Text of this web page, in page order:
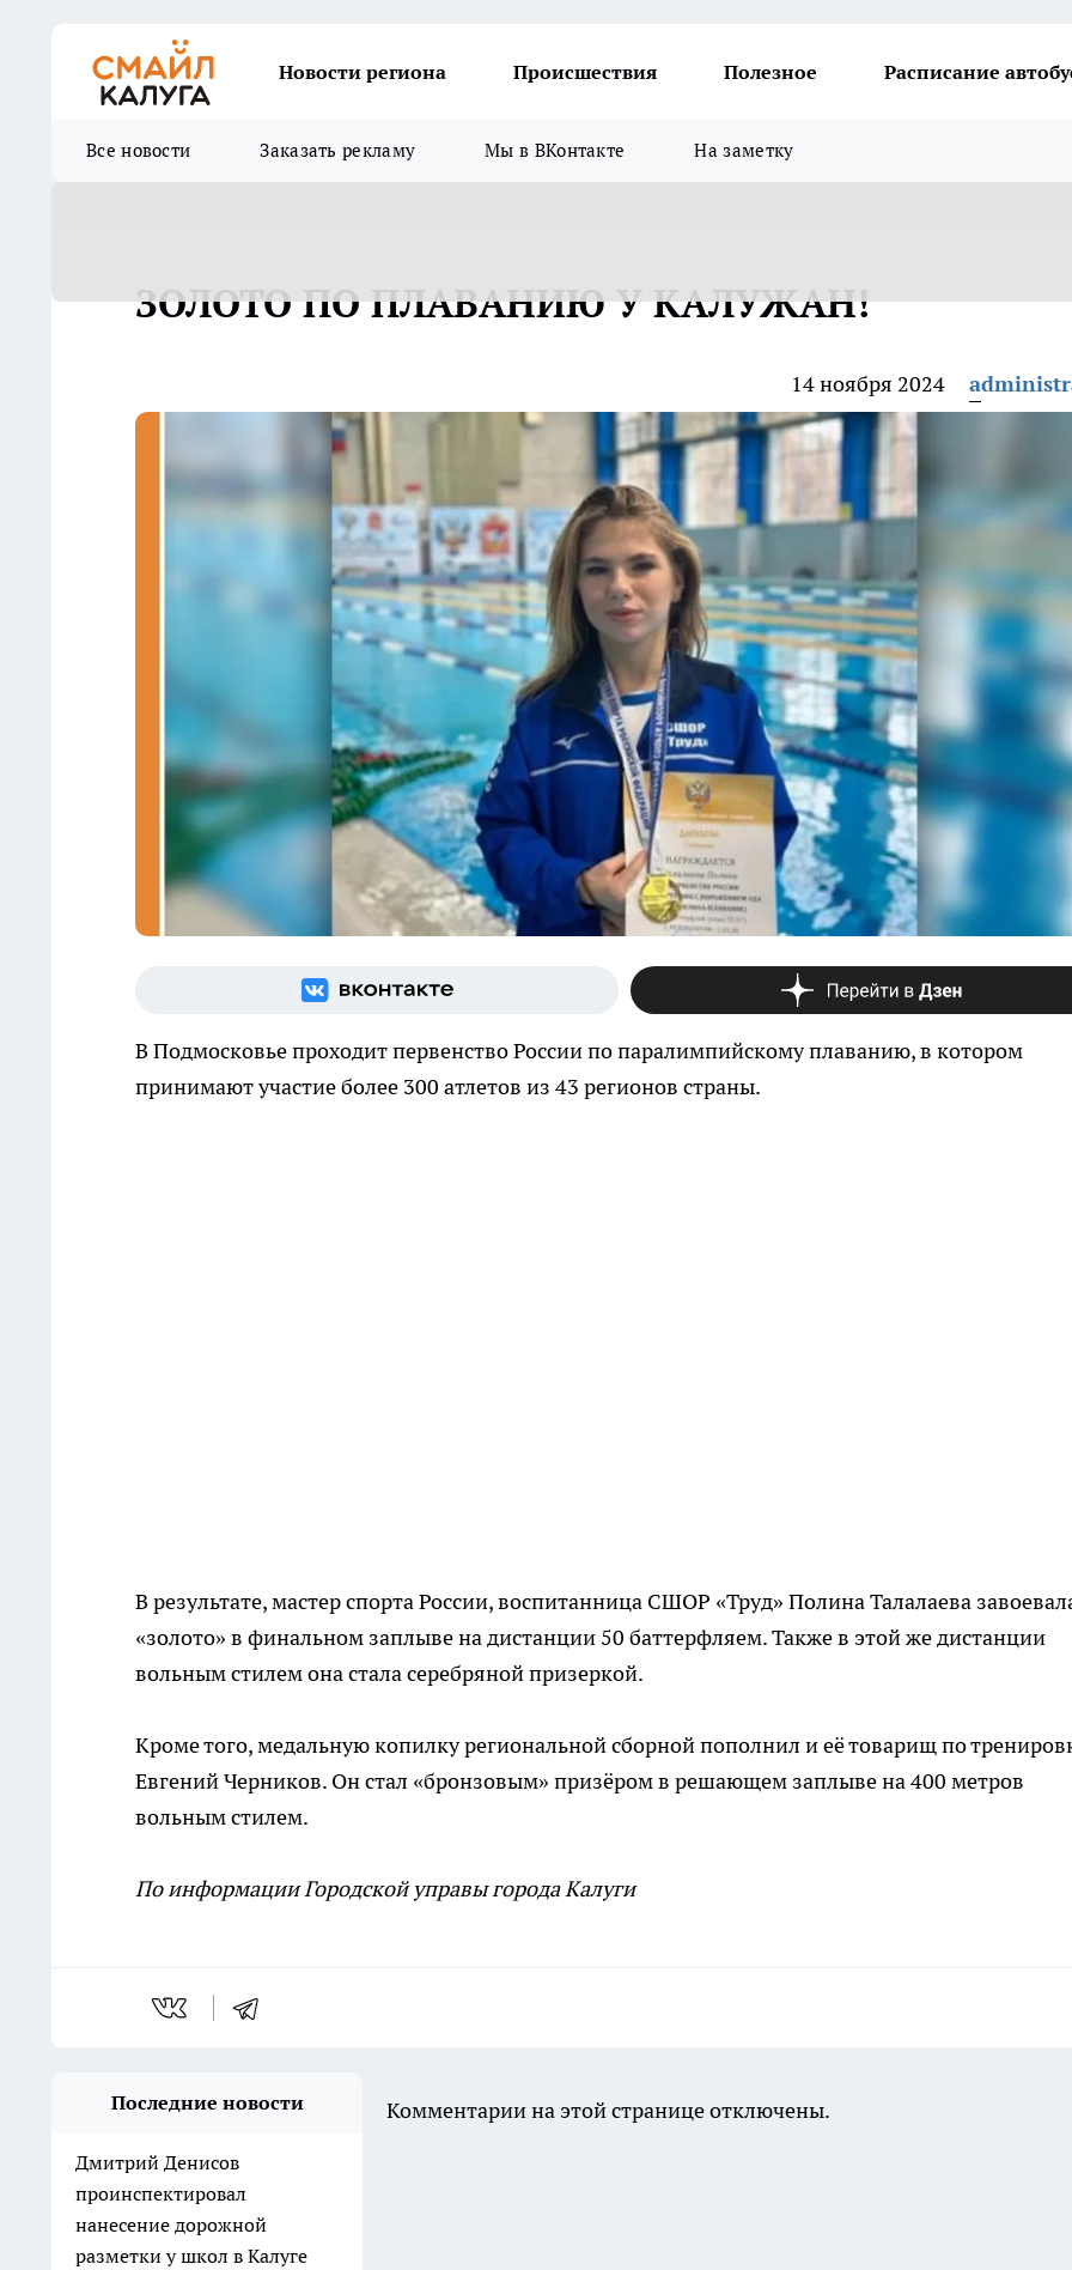
Новости региона Происшествия Полезное Расписание
Все новости Заказать рекламу Мы в ВКонтакте На заметку
ЗОЛОТО ПО ПЛАВАНИЮ У КАЛУЖАН!
14 ноября 2024
В Подмосковье проходит первенство России по паралимпийскому плаванию, в котором
принимают участие более 300 атлетов из 43 регионов страны.
В результате, мастер спорта России, воспитанница СШОР «Труд» Полина Талалаева
«золото» в финальном заплыве на дистанции 50 баттерфляем. Также в этой же дистанции
вольным стилем она стала серебряной призеркой.
Кроме того, медальную копилку региональной сборной пополнил и её товарищ по
Евгений Черников. Он стал «бронзовым» призёром в решающем заплыве на 400 метров
вольным стилем.
По информации Городской управы города Калуги
Последние новости
Дмитрий Денисов
проинспектировал
нанесение дорожной
разметки у школ в Калуге
Комментарии на этой странице отключены.